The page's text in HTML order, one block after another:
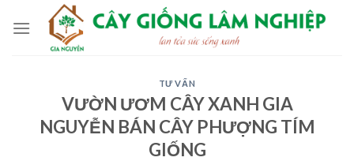
TƯ VẤN
VƯỜN ƯƠM CÂY XANH GIA
NGUYỄN BÁN CÂY PHƯỢNG TÍM
GIỐNG